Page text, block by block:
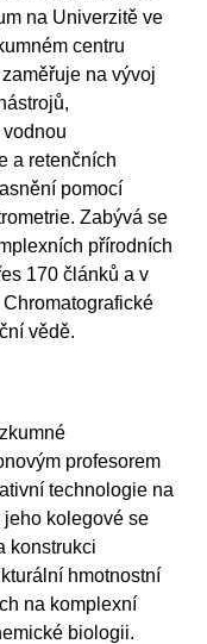
na Univerzitě ve
centru
na vývoj
a retenčních
pomocí
Zabývá se
přírodních
170 článků a v
vědě.
profesorem
technologie na
kolegové se
konstrukci
hmotnostní
na komplexní
biologii.